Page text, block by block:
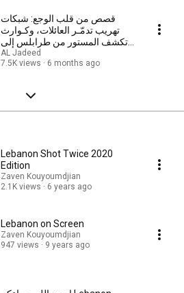
قصص من قلب الوجع: شبكات
تهريب تدمّـر العائلات، وكـوارث
تكشف المستور من طرابلس إلى
المخيمات
AL Jadeed
7.5K views
6 months ago
Lebanon Shot Twice 2020
Edition
Zaven Kouyoumdjian
2.1K views
6 years ago
Lebanon on Screen
Zaven Kouyoumdjian
947 views
9 years ago